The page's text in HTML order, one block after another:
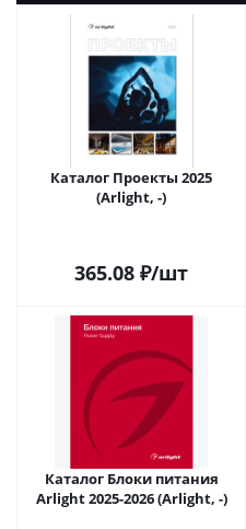
Каталог Проекты 2025
(Arlight, -)
365.08 ₽/шт
Каталог Блоки питания
Arlight 2025-2026 (Arlight, -)